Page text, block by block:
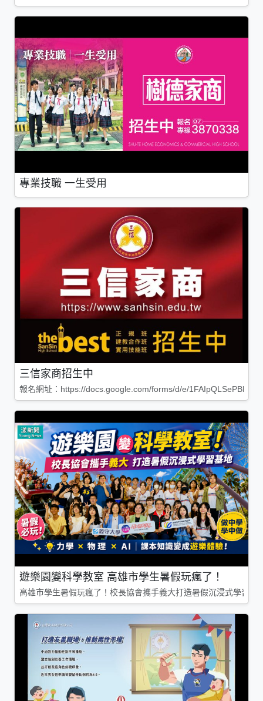
專業技職 一生受用
三信家商招生中
報名網址：https://docs.google.com/forms/d/e/
遊樂園變科學教室 高雄市學生暑假玩瘋了！
高雄市學生暑假玩瘋了！校長協會攜手義大打造暑假沉浸式學習基